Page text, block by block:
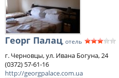
Георг Палац, отель
г. Черновцы, ул. Ивана Богуна, 24
(0372) 57-61-16
http://georgpalace.com.ua